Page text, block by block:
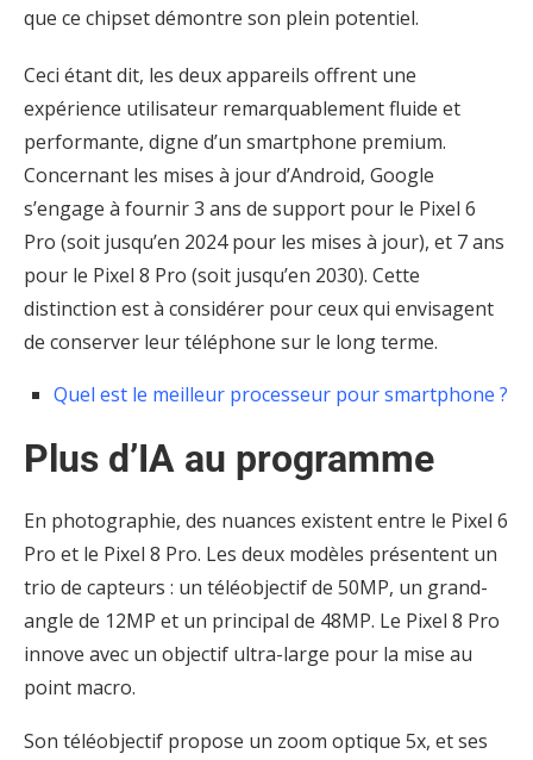
que ce chipset démontre son plein potentiel.
Ceci étant dit, les deux appareils offrent une
expérience utilisateur remarquablement fluide et
performante, digne d’un smartphone premium.
Concernant les mises à jour d’Android, Google
s’engage à fournir 3 ans de support pour le Pixel 6
Pro (soit jusqu’en 2024 pour les mises à jour), et 7 ans
pour le Pixel 8 Pro (soit jusqu’en 2030). Cette
distinction est à considérer pour ceux qui envisagent
de conserver leur téléphone sur le long terme.
Quel est le meilleur processeur pour smartphone ?
Plus d’IA au programme
En photographie, des nuances existent entre le Pixel 6
Pro et le Pixel 8 Pro. Les deux modèles présentent un
trio de capteurs : un téléobjectif de 50MP, un grand-
angle de 12MP et un principal de 48MP. Le Pixel 8 Pro
innove avec un objectif ultra-large pour la mise au
point macro.
Son téléobjectif propose un zoom optique 5x, et ses